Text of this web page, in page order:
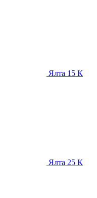
Ялта 15 К
Ялта 25 К